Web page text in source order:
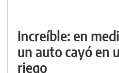
Increíble: en
un auto cayó en
riego